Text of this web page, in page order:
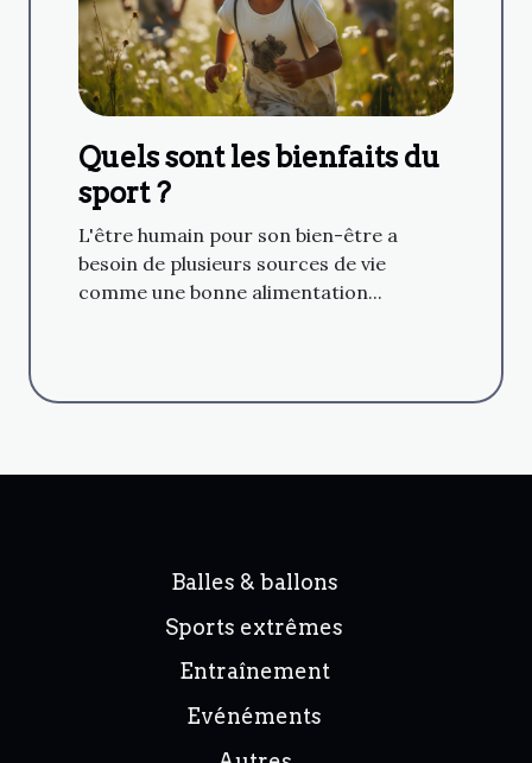
Quels sont les bienfaits du
sport ?
L'être humain pour son bien-être a
besoin de plusieurs sources de vie
comme une bonne alimentation...
Balles & ballons
Sports extrêmes
Entraînement
Evénéments